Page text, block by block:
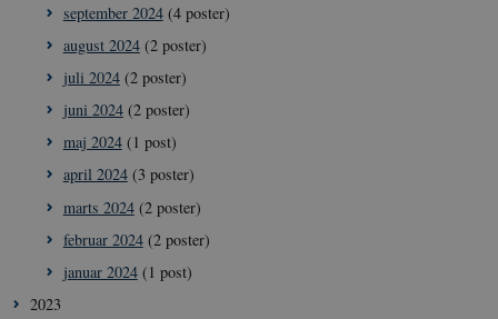
september 2024(4 poster)
august 2024(2 poster)
juli 2024(2 poster)
juni 2024(2 poster)
maj 2024(1 post)
april 2024(3 poster)
marts 2024(2 poster)
februar 2024(2 poster)
januar 2024(1 post)
2023